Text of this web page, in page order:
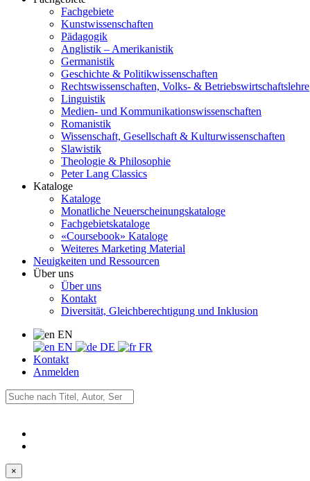
Fachgebiete
Kunstwissenschaften
Pädagogik
Anglistik – Amerikanistik
Germanistik
Geschichte & Politikwissenschaften
Rechtswissenschaften, Volks- & Betriebswirtschaftslehre
Linguistik
Medien- und Kommunikationswissenschaften
Romanistik
Wissenschaft, Gesellschaft & Kulturwissenschaften
Slawistik
Theologie & Philosophie
Peter Lang Classics
Kataloge
Kataloge
Monatliche Neuerscheinungskataloge
Fachgebietskataloge
«Coursebook» Kataloge
Weiteres Marketing Material
Neuigkeiten und Ressourcen
Über uns
Über uns
Kontakt
Diversität, Gleichberechtigung und Inklusion
EN
EN
DE
FR
Kontakt
Anmelden
×